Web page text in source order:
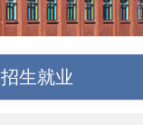
招生就业